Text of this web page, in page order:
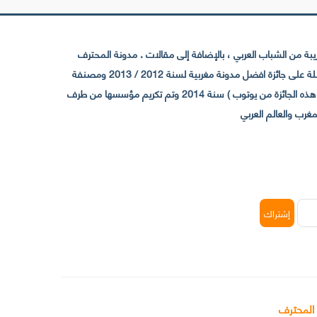
الشباب العربي ، بالإضافة إلى مقالات . مدونة المحترف
تأسست سنة 2009 حيث تستقطب الآن عدد كبير من الزوار من كافة ربوع الوطن العربي ، حيث ان مقرها الرئيسي بالمغرب و مديرها امين رغيب ،حاصلة على جائزة افضل مدونة مغربية لسنة 2012 / 2013 ومصنفة
ضمن افضل 10 مدونات عربية حسب المركز الدولي للصحفيين ICFJ سنة 2013 وحاصلة على الجائزة الفضية من يوتوب (اول قناة مغربية تحصل على هذه الجائزة من يوتوب ) سنة 2014 وتم تكريم مؤسسها من طرف